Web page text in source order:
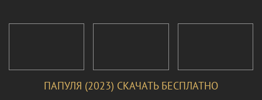
ПАПУЛЯ (2023) СКАЧАТЬ БЕСПЛАТНО